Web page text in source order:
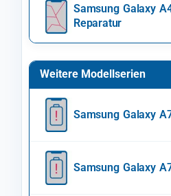
Samsung Galaxy
Reparatur
Weitere Modellserien
Samsung Galaxy
Samsung Galaxy